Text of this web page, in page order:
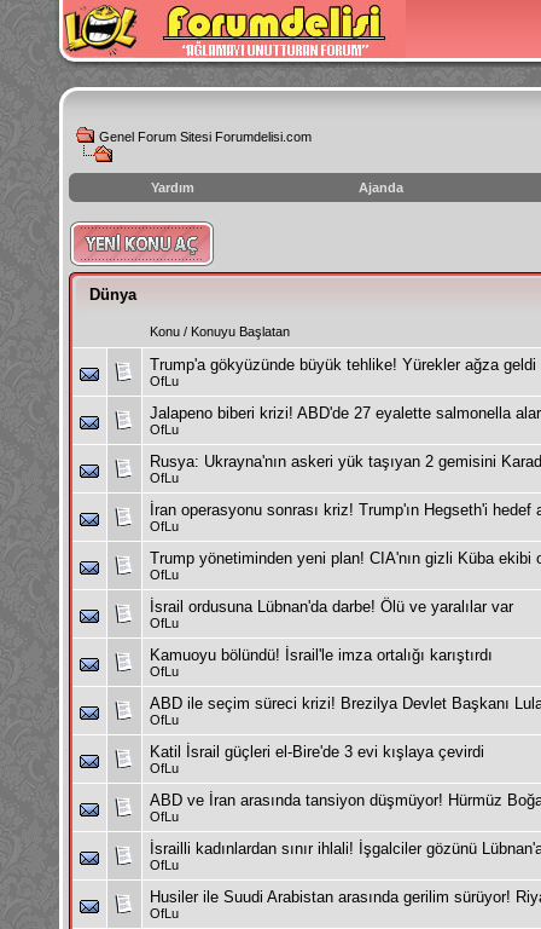
Genel Forum Sitesi Forumdelisi.com
Yardım Ajanda
instagram
izlenme
hilesi
Dünya
Konu / Konuyu Başlatan
Trump'a gökyüzünde büyük tehlike! Yürekler ağza geldi
OfLu
Jalapeno biberi krizi! ABD'de 27 eyalette salmonella
OfLu
Rusya: Ukrayna'nın askeri yük taşıyan 2 gemisini
OfLu
İran operasyonu sonrası kriz! Trump'ın Hegseth'i hedef
OfLu
Trump yönetiminden yeni plan! CIA'nın gizli Küba ekibi
OfLu
İsrail ordusuna Lübnan'da darbe! Ölü ve yaralılar var
OfLu
Kamuoyu bölündü! İsrail'le imza ortalığı karıştırdı
OfLu
ABD ile seçim süreci krizi! Brezilya Devlet Başkanı
OfLu
Katil İsrail güçleri el-Bire'de 3 evi kışlaya çevirdi
OfLu
ABD ve İran arasında tansiyon düşmüyor! Hürmüz
OfLu
İsrailli kadınlardan sınır ihlali! İşgalciler gözünü
OfLu
Husiler ile Suudi Arabistan arasında gerilim sürüyor!
OfLu